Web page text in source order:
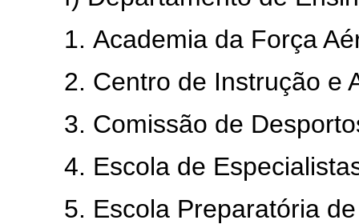
1. Academia da Força
2. Centro de Instrução e
3. Comissão de
4. Escola de Especialistas
5. Escola Preparatória de